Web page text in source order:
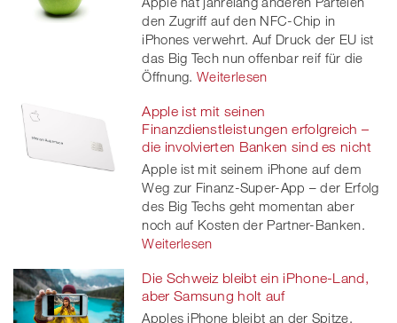
den Zugriff auf den NFC-Chip in
iPhones verwehrt. Auf Druck der EU ist
das Big Tech nun offenbar reif für die
Öffnung. Weiterlesen
Apple ist mit seinen
Finanzdienstleistungen erfolgreich –
die involvierten Banken sind es nicht
Apple ist mit seinem iPhone auf dem
Weg zur Finanz-Super-App – der Erfolg
des Big Techs geht momentan aber
noch auf Kosten der Partner-Banken.
Weiterlesen
Die Schweiz bleibt ein iPhone-Land,
aber Samsung holt auf
Apples iPhone bleibt an der Spitze,